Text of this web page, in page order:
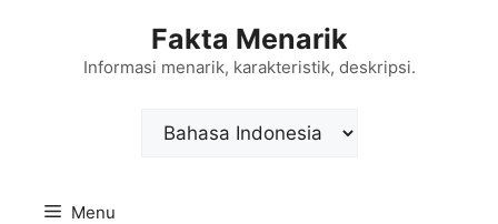
Fakta Menarik
Informasi menarik, karakteristik, deskripsi.
Choose
Menu